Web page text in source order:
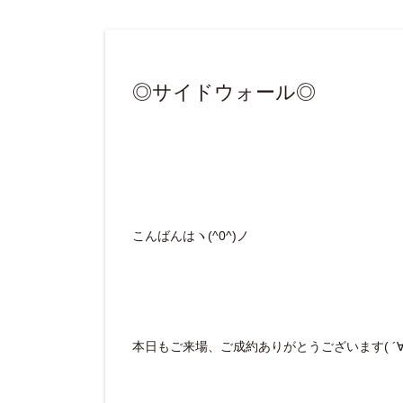
◎サイドウォール◎
こんばんはヽ(^0^)ノ
本日もご来場、ご成約ありがとうございます(